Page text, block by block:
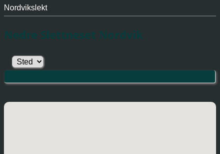
Nordvikslekt
Nedre Slettneset Nordvik